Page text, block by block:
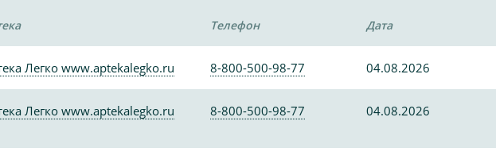
Телефон Дата
Легко www.aptekalegko.ru 8-800-500-98-77 04.08.2026
Легко www.aptekalegko.ru 8-800-500-98-77 04.08.2026